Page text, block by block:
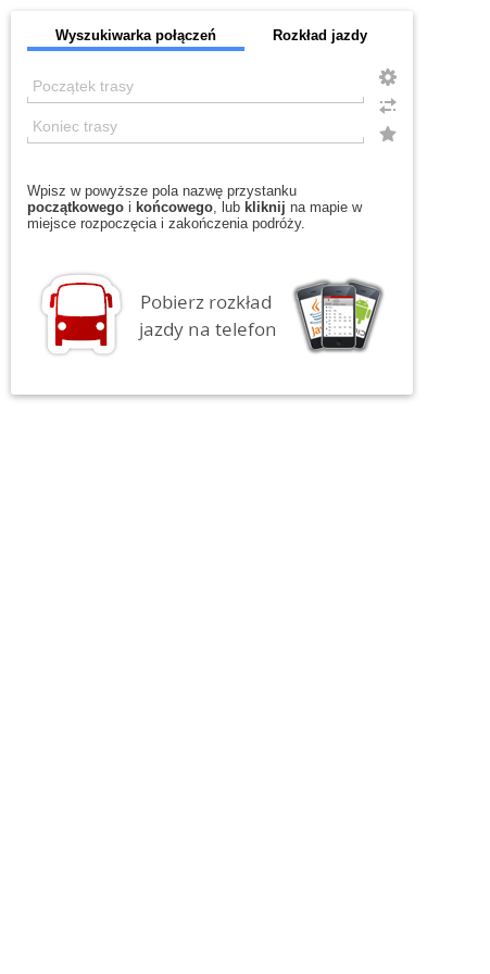
Wyszukiwarka połączeń Rozkład jazdy
Wpisz w powyższe pola nazwę przystanku
początkowego i końcowego, lub kliknij na mapie w
miejsce rozpoczęcia i zakończenia podróży.